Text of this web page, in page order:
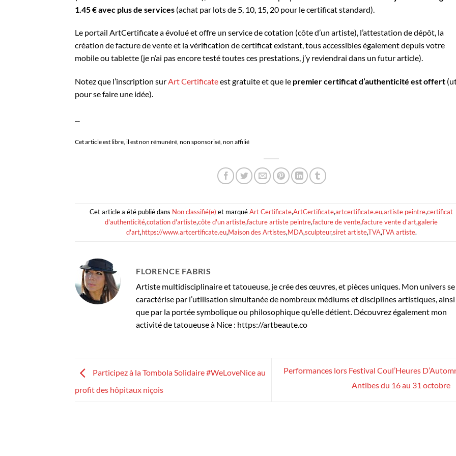
1.45 € avec plus de services (achat par lots de 5, 10, 15, 20 pour le certificat standard).
Le portail ArtCertificate a évolué et offre un service de cotation (côte d’un artiste), l’attestation de dépôt, la
création de facture de vente et la vérification de certificat existant, tous accessibles également depuis votre
mobile ou tablette (je n’ai pas encore testé toutes ces prestations, j’y reviendrai dans un futur article).
Notez que l’inscription surArt Certificateest gratuite et que le premier certificat d’authenticité est offert
pour se faire une idée).
Cet article est libre, il est non rémunéré, non sponsorisé, non affilié
Cet article a été publié dans Non classifié(e) et marquéArt Certificate,ArtCertificate,artcertificate.eu,artiste peintre,certificat
d'authenticité,cotation d'artiste,côte d'un artiste,facture artiste peintre,facture de vente,facture vente d'art,galerie
d'art,https://www.artcertificate.eu,Maison des Artistes,MDA,sculpteur,siret artiste,TVA,TVA artiste.
FLORENCE FABRIS
Artiste multidisciplinaire et tatoueuse, je crée des œuvres, et pièces uniques. Mon univers se
caractérise par l’utilisation simultanée de nombreux médiums et disciplines artistiques, ainsi
que par la portée symbolique ou philosophique qu’elle détient. Découvrez également mon
activité de tatoueuse à Nice : https://artbeaute.co
Participez à la Tombola Solidaire #WeLoveNice au
profit des hôpitaux niçois
Performances lors Festival Coul’Heures
Antibes du 16 au 31 octobre